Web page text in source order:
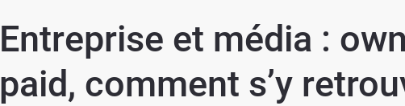
Entreprise et média :
paid, comment s’y